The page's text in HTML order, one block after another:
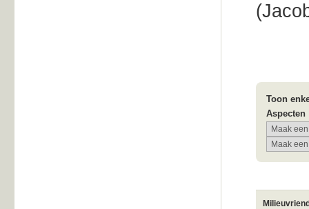
Toon
Aspecten